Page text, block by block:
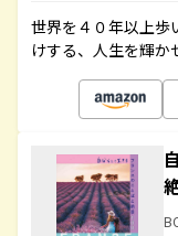
世界を４０年以上歩
けする、人生を輝